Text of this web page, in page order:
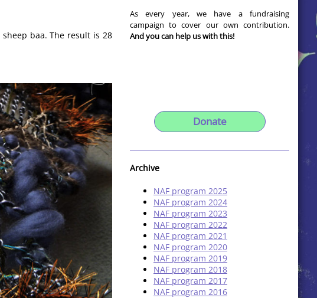
baa. The result is 28
As every year, we have a fundraising
campaign to cover our own contribution.
And you can help us with this!
Donate
Archive
NAF program 2025
NAF program 2024
NAF program 2023
NAF program 2022
NAF program 2021
NAF program 2020
NAF program 2019
NAF program 2018
NAF program 2017
NAF program 2016